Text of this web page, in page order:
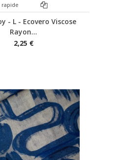
rapide
- L - Ecovero Viscose
Rayon...
2,25 €